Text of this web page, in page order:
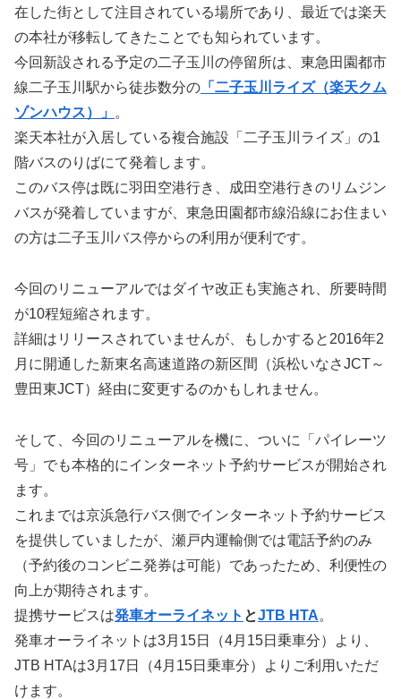
在した街として注目されている場所であり、最近では楽天
の本社が移転してきたことでも知られています。
今回新設される予定の二子玉川の停留所は、東急田園都市
線二子玉川駅から徒歩数分の 「二子玉川ライズ（楽天クム
ゾンハウス）」 。
楽天本社が入居している複合施設「二子玉川ライズ」の1
階バスのりばにて発着します。
このバス停は既に羽田空港行き、成田空港行きのリムジン
バスが発着していますが、東急田園都市線沿線にお住まい
の方は二子玉川バス停からの利用が便利です。
今回のリニューアルではダイヤ改正も実施され、所要時間
が10程短縮されます。
詳細はリリースされていませんが、もしかすると2016年2
月に開通した新東名高速道路の新区間（浜松いなさJCT～
豊田東JCT）経由に変更するのかもしれません。
そして、今回のリニューアルを機に、ついに「パイレーツ
号」でも本格的にインターネット予約サービスが開始され
ます。
これまでは京浜急行バス側でインターネット予約サービス
を提供していましたが、瀬戸内運輸側では電話予約のみ
（予約後のコンビニ発券は可能）であったため、利便性の
向上が期待されます。
提携サービスは発車オーライネット とJTB HTA。
発車オーライネットは3月15日（4月15日乗車分）より、
JTB HTAは3月17日（4月15日乗車分）よりご利用いただ
けます。